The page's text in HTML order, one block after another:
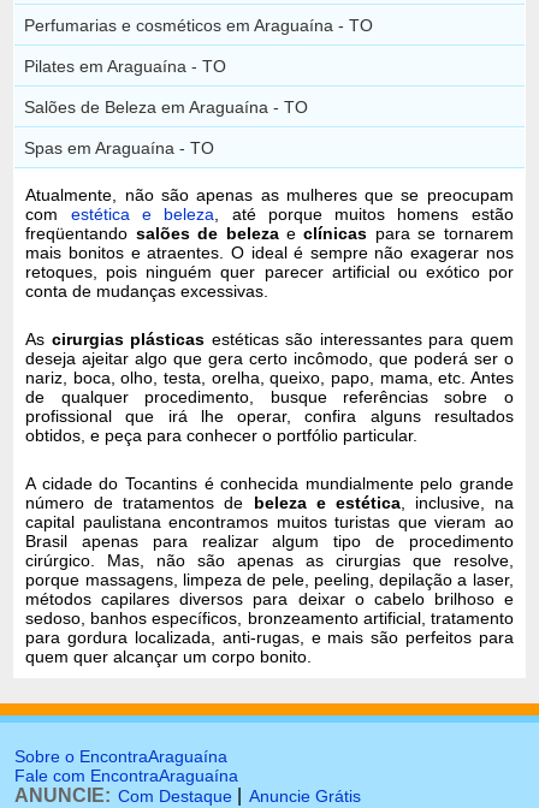
Perfumarias e cosméticos em Araguaína - TO
Pilates em Araguaína - TO
Salões de Beleza em Araguaína - TO
Spas em Araguaína - TO
Atualmente, não são apenas as mulheres que se preocupam
com estética e beleza , até porque muitos homens estão
freqüentando salões de belezaeclínicas para se tornarem
mais bonitos e atraentes. O ideal é sempre não exagerar nos
retoques, pois ninguém quer parecer artificial ou exótico por
conta de mudanças excessivas.
As cirurgias plásticas estéticas são interessantes para quem
deseja ajeitar algo que gera certo incômodo, que poderá ser o
nariz, boca, olho, testa, orelha, queixo, papo, mama, etc. Antes
de qualquer procedimento, busque referências sobre o
profissional que irá lhe operar, confira alguns resultados
obtidos, e peça para conhecer o portfólio particular.
A cidade do Tocantins é conhecida mundialmente pelo grande
número de tratamentos de beleza e estética, inclusive, na
capital paulistana encontramos muitos turistas que vieram ao
Brasil apenas para realizar algum tipo de procedimento
cirúrgico. Mas, não são apenas as cirurgias que resolve,
porque massagens, limpeza de pele, peeling, depilação a laser,
métodos capilares diversos para deixar o cabelo brilhoso e
sedoso, banhos específicos, bronzeamento artificial, tratamento
para gordura localizada, anti-rugas, e mais são perfeitos para
quem quer alcançar um corpo bonito.
Sobre o EncontraAraguaína
Fale com EncontraAraguaína
ANUNCIE: Com Destaque Anuncie Grátis